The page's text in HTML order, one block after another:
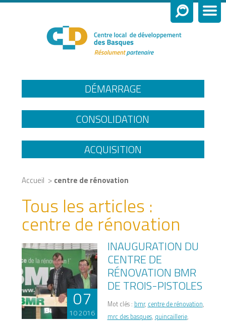
DÉMARRAGE
CONSOLIDATION
ACQUISITION
Accueil > centre de rénovation
Tous les articles :
centre de rénovation
07
10 2016
INAUGURATION DU
CENTRE DE
RÉNOVATION BMR
DE TROIS-PISTOLES
Mot clés : bmr, centre de rénovation,
mrc des basques, quincaillerie,